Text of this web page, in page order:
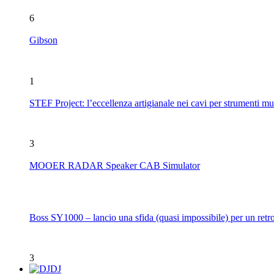
6
Gibson
1
STEF Project: l’eccellenza artigianale nei cavi per strumenti
3
MOOER RADAR Speaker CAB Simulator
Boss SY1000 – lancio una sfida (quasi impossibile) per un
3
DJ